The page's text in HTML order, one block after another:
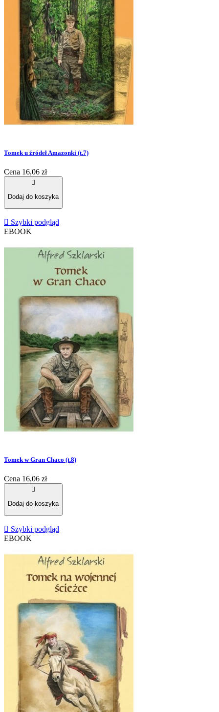
Tomek u źródeł Amazonki (t.7)
Cena 16,06 zł

Dodaj do koszyka
 Szybki podgląd
EBOOK
Tomek w Gran Chaco (t.8)
Cena 16,06 zł

Dodaj do koszyka
 Szybki podgląd
EBOOK